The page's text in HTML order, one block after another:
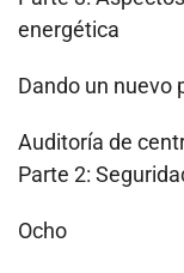
energética
Dando un nuevo
Auditoría de
Parte 2:
Ocho